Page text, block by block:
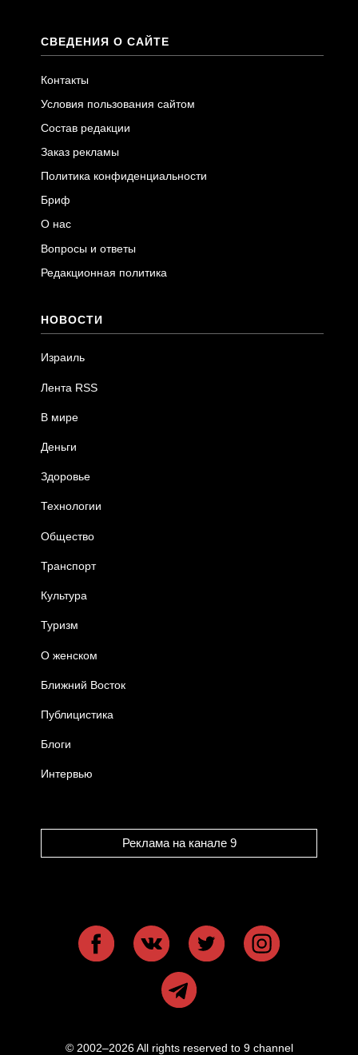
СВЕДЕНИЯ О САЙТЕ
Контакты
Условия пользования сайтом
Состав редакции
Заказ рекламы
Политика конфиденциальности
Бриф
О нас
Вопросы и ответы
Редакционная политика
НОВОСТИ
Израиль
Лента RSS
В мире
Деньги
Здоровье
Технологии
Общество
Транспорт
Культура
Туризм
О женском
Ближний Восток
Публицистика
Блоги
Интервью
Реклама на канале 9
© 2002–2026 All rights reserved to 9 channel